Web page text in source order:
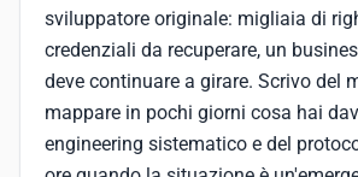
sviluppatore originale: migliaia di
credenziali da recuperare, un
deve continuare a girare. Scrivo del
mappare in pochi giorni cosa hai
engineering sistematico e del